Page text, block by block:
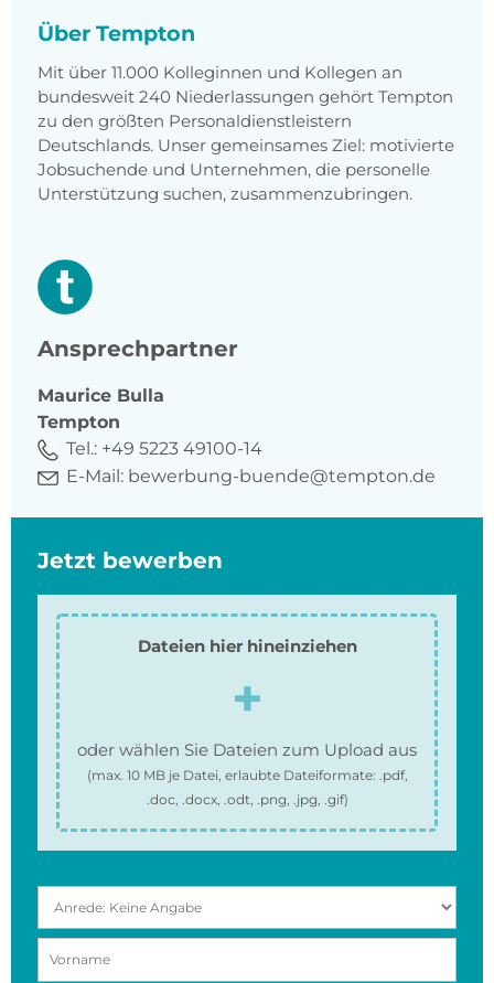
Über Tempton
Mit über 11.000 Kolleginnen und Kollegen an
bundesweit 240 Niederlassungen gehört Tempton
zu den größten Personaldienstleistern
Deutschlands. Unser gemeinsames Ziel: motivierte
Jobsuchende und Unternehmen, die personelle
Unterstützung suchen, zusammenzubringen.
Ansprechpartner
Maurice Bulla
Tempton
Tel.: +49 5223 49100-14
E-Mail: bewerbung-buende@tempton.de
Jetzt bewerben
Dateien hier hineinziehen
oder wählen Sie Dateien zum Upload aus
(max. 10 MBje Datei, erlaubte Dateiformate: .pdf,
.doc, .docx, .odt, .png, .jpg, .gif)